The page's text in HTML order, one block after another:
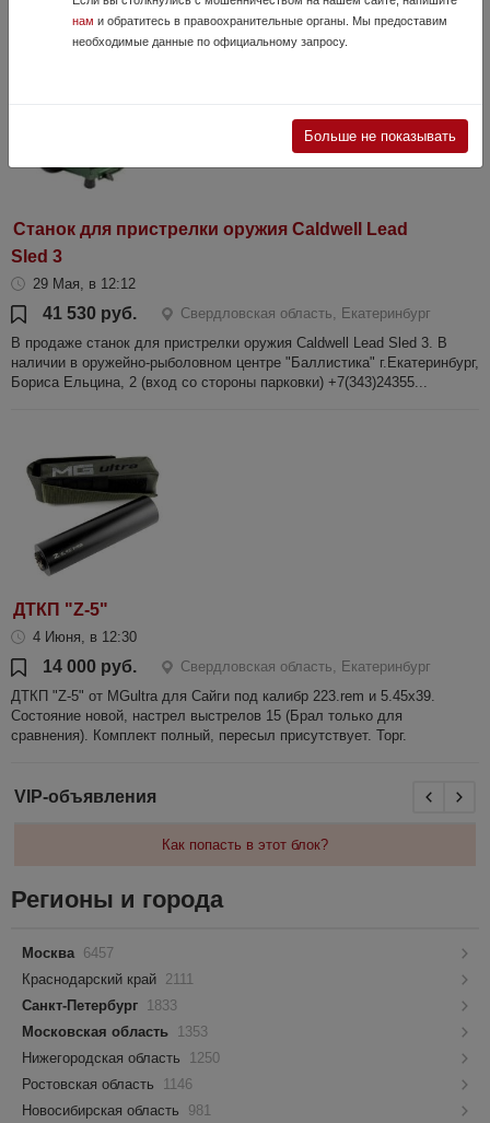
Станок для пристрелки оружия Caldwell Lead
Sled 3
29 Мая, в 12:12
41 530 руб.
Свердловская область, Екатеринбург
В продаже cтанок для пристрелки оружия Caldwell Lead Sled 3. В
наличии в оружейно-рыболовном центре "Баллистика" г.Екатеринбург,
Бориса Ельцина, 2 (вход со стороны парковки) +7(343)24355...
ДТКП "Z-5"
4 Июня, в 12:30
14 000 руб.
Свердловская область, Екатеринбург
ДТКП "Z-5" от MGultra для Сайги под калибр 223.rem и 5.45х39.
Состояние новой, настрел выстрелов 15 (Брал только для
сравнения). Комплект полный, пересыл присутствует. Торг.
нам и обратитесь в правоохранительные органы. Мы предоставим
необходимые данные по официальному запросу.
Больше не показывать
VIP-объявления
Как попасть в этот блок?
Регионы и города
Москва 6457
Краснодарский край 2111
Санкт-Петербург 1833
Московская область 1353
Нижегородская область
1250
Ростовская область
1146
Новосибирская область
981